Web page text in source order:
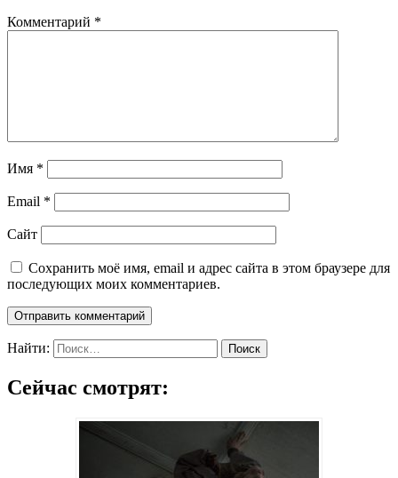
Комментарий *
Имя *
Email *
Сайт
Сохранить моё имя, email и адрес сайта в этом браузере для
последующих моих комментариев.
Найти:
Сейчас смотрят: